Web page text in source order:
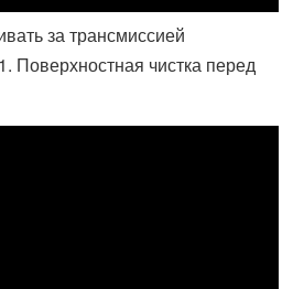
за трансмиссией
Поверхностная чистка перед